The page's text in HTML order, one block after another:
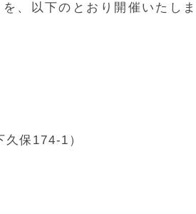
、以下のとおり開催いたしま
保174-1）